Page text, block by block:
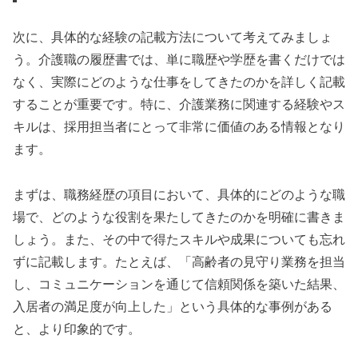
次に、具体的な経験の記載方法について考えてみましょ
う。介護職の履歴書では、単に職歴や学歴を書くだけでは
なく、実際にどのような仕事をしてきたのかを詳しく記載
することが重要です。特に、介護業務に関連する経験やス
キルは、採用担当者にとって非常に価値のある情報となり
ます。
まずは、職務経歴の項目において、具体的にどのような職
場で、どのような役割を果たしてきたのかを明確に書きま
しょう。また、その中で得たスキルや成果についても忘れ
ずに記載します。たとえば、「高齢者の見守り業務を担当
し、コミュニケーションを通じて信頼関係を築いた結果、
入居者の満足度が向上した」という具体的な事例がある
と、より印象的です。